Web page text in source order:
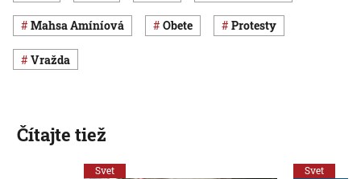
Mahsa Amíníová obete protesty
vražda
Čítajte tiež
Svet Svet